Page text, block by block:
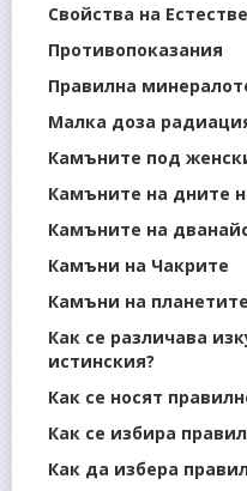
Свойства на
Противопоказания
Правилна
Малка доза
Камъните под
Камъните на дните
Камъните на
Камъни на Чакрите
Камъни на
Как се различава
истинския?
Как се носят
Как се избира
Как да избера